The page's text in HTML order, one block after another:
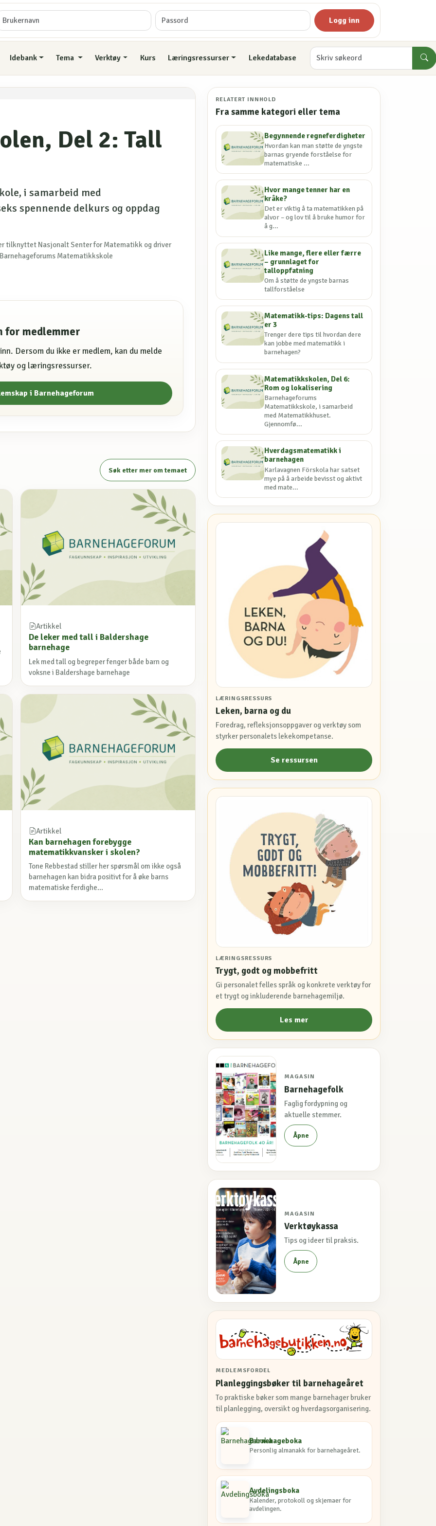
Logg inn
Idebank Tema Verktøy Kurs Læringsressurser Lekedatabase
Del 2: Tall
i samarbeid med
spennende delkurs og oppdag
tilknyttet Nasjonalt Senter for Matematikk og driver
Matematikkskole
for medlemmer
Dersom du ikke er medlem, kan du melde
og læringsressurser.
i Barnehageforum
Søk etter mer om temaet
Artikkel
De leker med tall i Baldershage
barnehage
Lek med tall og begreper fenger både barn og
voksne i Baldershage barnehage
Artikkel
Kan barnehagen forebygge
matematikkvansker i skolen?
Tone Rebbestad stiller her spørsmål om ikke også
barnehagen kan bidra positivt for å øke barns
matematiske ferdighe...
RELATERT INNHOLD
Fra samme kategori eller tema
Begynnende regneferdigheter
Hvordan kan man støtte de yngste
barnas gryende forståelse for
matematiske ...
Hvor mange tenner har en
kråke?
Det er viktig å ta matematikken på
alvor – og lov til å bruke humor for
å g...
Like mange, flere eller færre
– grunnlaget for
talloppfatning
Om å støtte de yngste barnas
tallforståelse
Matematikk-tips: Dagens tall
er 3
Trenger dere tips til hvordan dere
kan jobbe med matematikk i
barnehagen?
Matematikkskolen, Del 6:
Rom og lokalisering
Barnehageforums
Matematikkskole, i samarbeid
med Matematikkhuset.
Gjennomfø...
Hverdagsmatematikk i
barnehagen
Karlavagnen Förskola har satset
mye på å arbeide bevisst og aktivt
med mate...
LÆRINGSRESSURS
Leken, barna og du
Foredrag, refleksjonsoppgaver og verktøy som
styrker personalets lekekompetanse.
Se ressursen
LÆRINGSRESSURS
Trygt, godt og mobbefritt
Gi personalet felles språk og konkrete verktøy for
et trygt og inkluderende barnehagemiljø.
Les mer
MAGASIN
Barnehagefolk
Faglig fordypning og
aktuelle stemmer.
Åpne
MAGASIN
Verktøykassa
Tips og ideer til praksis.
Åpne
MEDLEMSFORDEL
Planleggingsbøker til barnehageåret
To praktiske bøker som mange barnehager bruker
til planlegging, oversikt og hverdagsorganisering.
Barnehageboka
Personlig almanakk for barnehageåret.
Avdelingsboka
Kalender, protokoll og skjemaer for
avdelingen.